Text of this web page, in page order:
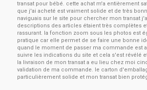
transat pour bébé. cette achat m'a entièrement
que j'ai acheté est vraiment solide et de très
naviguais sur le site pour chercher mon transat
descriptions des articles étaient très complètes
rassurant. la fonction zoom sous les photos est
pratique car elle permet de se faire une bonne
quand le moment de passer ma commande est
suivre les indications du site et cela s'est révélé
la livraison de mon transat a eu lieu chez moi
validation de ma commande. le carton
particulièrement solide et mon transat bien